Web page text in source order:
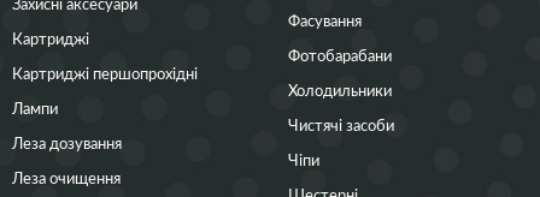
Картриджі
Картриджі першопрохідні
Лампи
Леза дозування
Леза очищення
Фасування
Фотобарабани
Холодильники
Чистячі засоби
Чіпи